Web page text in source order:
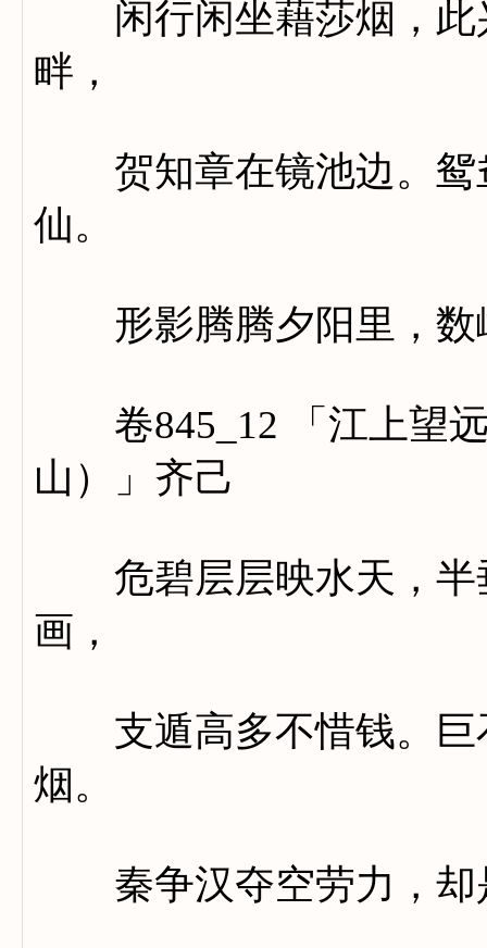
闲行闲坐藉莎烟，此
畔，
贺知章在镜池边。鸳
仙。
形影腾腾夕阳里，数
卷845_12 「江上望远
山）」齐己
危碧层层映水天，半
画，
支遁高多不惜钱。巨
烟。
秦争汉夺空劳力，却